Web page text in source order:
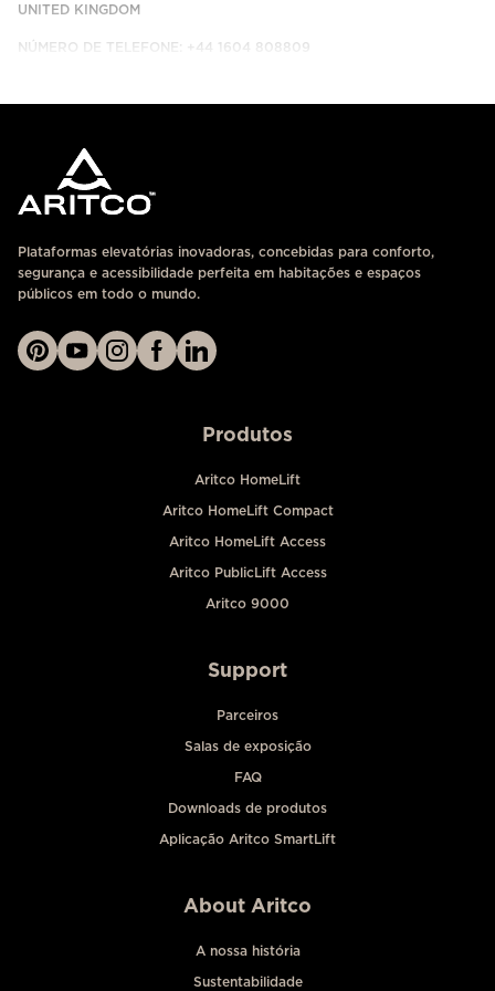
UNITED KINGDOM
NÚMERO DE TELEFONE: +44 1604 808809
Plataformas elevatórias inovadoras, concebidas para conforto,
segurança e acessibilidade perfeita em habitações e espaços
públicos em todo o mundo.
Produtos
Aritco HomeLift
Aritco HomeLift Compact
Aritco HomeLift Access
Aritco PublicLift Access
Aritco 9000
Support
Parceiros
Salas de exposição
FAQ
Downloads de produtos
Aplicação Aritco SmartLift
About Aritco
A nossa história
Sustentabilidade